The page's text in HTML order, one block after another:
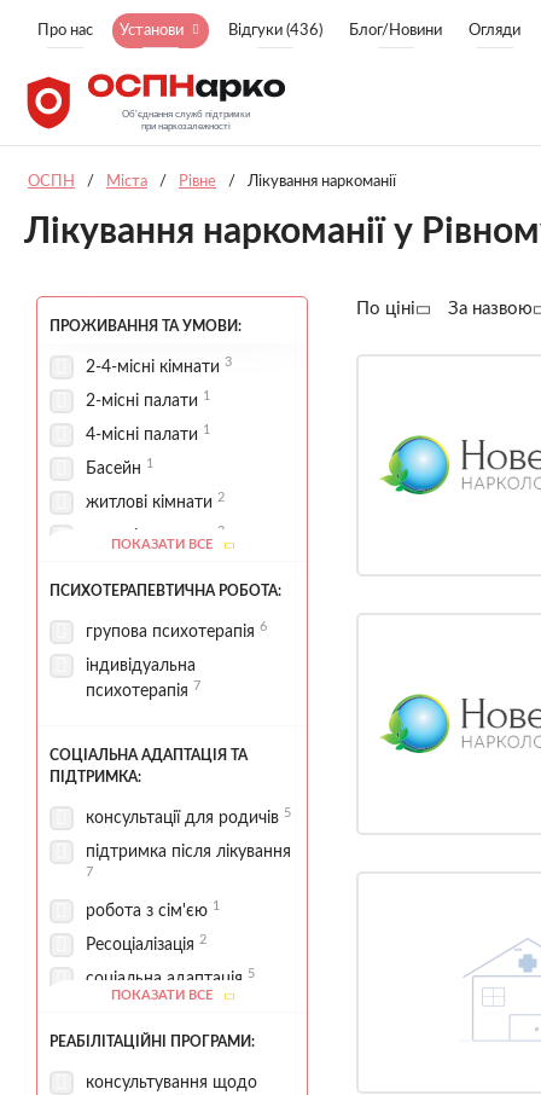
Про нас Установи Відгуки (436) Блог/Новини Огляди
ОСПН / Міста / Рівне / Лікування наркоманії
Лікування наркоманії у
ПРОЖИВАННЯ ТА УМОВИ:
2-4-місні кімнати 3
2-місні палати 1
4-місні палати 1
Басейн 1
житлові кімнати 2
зона відпочинку 3
проживання4
палати стаціонару
харчування за програмою
спортивні зони1
терапевтичні зони3
територія для прогулянок
1
ПОКАЗАТИ ВСЕ
ПСИХОТЕРАПЕВТИЧНА РОБОТА:
групова психотерапія 6
індивідуальна
психотерапія
7
СОЦІАЛЬНА АДАПТАЦІЯ ТА
ПІДТРИМКА:
консультації для родичів 5
підтримка після лікування
7
робота з сім'єю 1
Ресоціалізація 2
соціальна адаптація 5
ПОКАЗАТИ ВСЕ
РЕАБІЛІТАЦІЙНІ ПРОГРАМИ:
консультування щодо
По ціні За назвою